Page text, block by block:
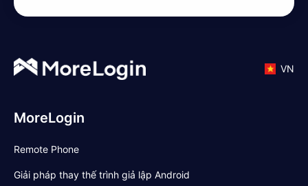
VN
MoreLogin
Remote Phone
Giải pháp thay thế trình giả lập Android